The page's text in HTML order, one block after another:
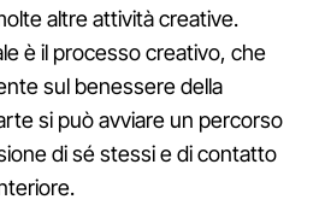
altre attività creative.
è il processo creativo, che
sul benessere della
si può avviare un percorso
di sé stessi e di contatto